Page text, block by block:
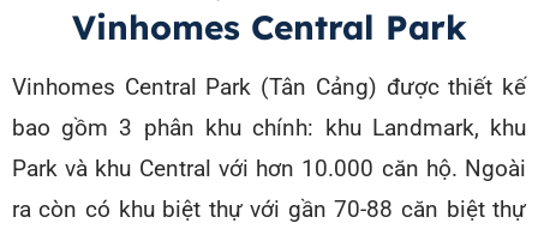
Vinhomes Central Park
Vinhomes Central Park (Tân Cảng) được thiết kế
bao gồm 3 phân khu chính: khu Landmark, khu
Park và khu Central với hơn 10.000 căn hộ. Ngoài
ra còn có khu biệt thự với gần 70-88 căn biệt thự